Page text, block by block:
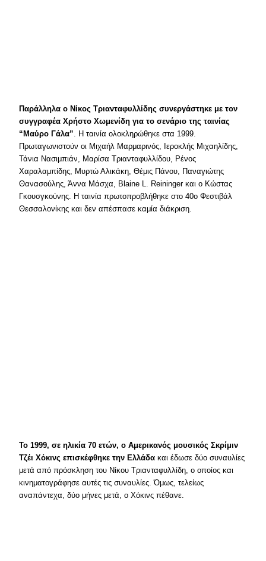
Παράλληλα ο Νίκος Τριανταφυλλίδης συνεργάστηκε με τον
συγγραφέα Χρήστο Χωμενίδη για το σενάριο της ταινίας
“Μαύρο Γάλα”. Η ταινία ολοκληρώθηκε στα 1999.
Πρωταγωνιστούν οι Μιχαήλ Μαρμαρινός, Ιεροκλής Μιχαηλίδης,
Τάνια Νασιμπιάν, Μαρίσα Τριανταφυλλίδου, Ρένος
Χαραλαμπίδης, Μυρτώ Αλικάκη, Θέμις Πάνου, Παναγιώτης
Θανασούλης, Άννα Μάσχα, Blaine L. Reininger και ο Κώστας
Γκουσγκούνης. Η ταινία πρωτοπροβλήθηκε στο 40ο Φεστιβάλ
Θεσσαλονίκης και δεν απέσπασε καμία διάκριση.
Το 1999, σε ηλικία 70 ετών, ο Αμερικανός μουσικός Σκρίμιν
Τζέι Χόκινς επισκέφθηκε την Ελλάδακαι έδωσε δύο συναυλίες
μετά από πρόσκληση του Νίκου Τριανταφυλλίδη, ο οποίος και
κινηματογράφησε αυτές τις συναυλίες. Όμως, τελείως
αναπάντεχα, δύο μήνες μετά, ο Χόκινς πέθανε.